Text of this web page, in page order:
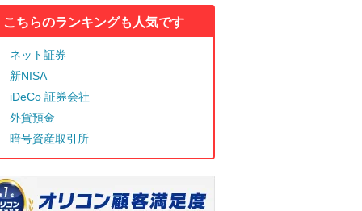
こちらのランキングも人気です
ネット証券
新NISA
iDeCo 証券会社
外貨預金
暗号資産取引所